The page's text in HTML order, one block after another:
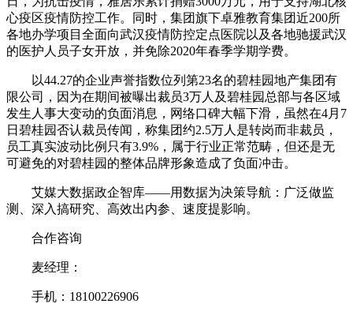
心疫区疫情防控工作。同时，集团旗下卓雅教育集团近200所
各地办学项目全面向武汉疫情防控定点医院以及各地驰援武汉
的医护人员子女开放，并免除2020年春季学期学费。
以44.27的企业声誉指数位列第23名的碧桂园地产集团有
限公司，因为在期间被曝出裁员3万人及碧桂园总部与各区域
发生人事大变动的负面消息，网络口碑大幅下滑，虽然在4月7
日碧桂园否认裁员传闻，称集团约2.5万人是转岗而非裁员，
员工真实波动比例只有3.9%，属于行业正常范畴，但还是无
可避免的对碧桂园的整体品牌形象造成了负面冲击。
艾媒大数据政企智库——用数据为决策导航：广泛做监
测、深入搞研究、高效出内参、速度提影响。
合作咨询
麦经理：
手机：18100226906